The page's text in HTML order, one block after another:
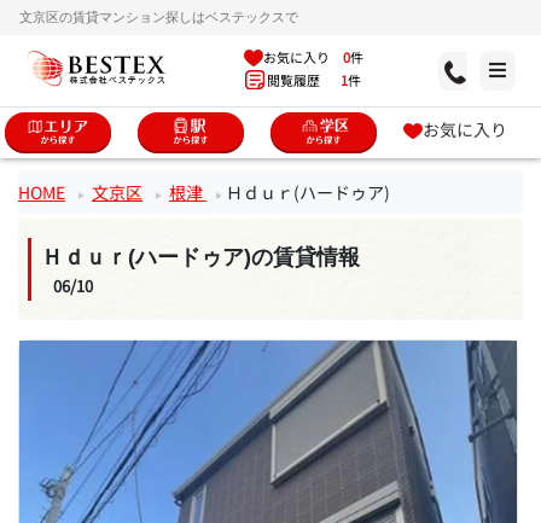
文京区の賃貸マンション探しはベステックスで
お気に入り 0件
閲覧履歴 1件
お気に入り
HOME 文京区 根津 Ｈｄｕｒ(ハードゥア)
Ｈｄｕｒ(ハードゥア)の賃貸情報
06/10